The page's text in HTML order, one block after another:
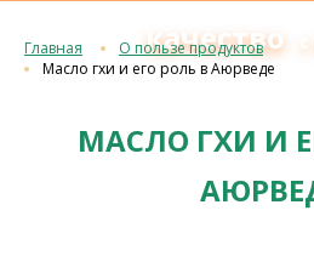
качество
Главная
О пользе продуктов
Масло гхи и его роль в Аюрведе
МАСЛО ГХИ И